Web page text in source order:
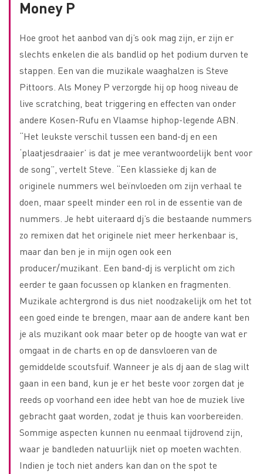
Money P
Hoe groot het aanbod van dj’s ook mag zijn, er zijn er
slechts enkelen die als bandlid op het podium durven te
stappen. Een van die muzikale waaghalzen is Steve
Pittoors. Als Money P verzorgde hij op hoog niveau de
live scratching, beat triggering en effecten van onder
andere Kosen-Rufu en Vlaamse hiphop-legende ABN.
“Het leukste verschil tussen een band-dj en een
‘plaatjesdraaier’ is dat je mee verantwoordelijk bent voor
de song”, vertelt Steve. “Een klassieke dj kan de
originele nummers wel beïnvloeden om zijn verhaal te
doen, maar speelt minder een rol in de essentie van de
nummers. Je hebt uiteraard dj’s die bestaande nummers
zo remixen dat het originele niet meer herkenbaar is,
maar dan ben je in mijn ogen ook een
producer/muzikant. Een band-dj is verplicht om zich
eerder te gaan focussen op klanken en fragmenten.
Muzikale achtergrond is dus niet noodzakelijk om het tot
een goed einde te brengen, maar aan de andere kant ben
je als muzikant ook maar beter op de hoogte van wat er
omgaat in de charts en op de dansvloeren van de
gemiddelde scoutsfuif. Wanneer je als dj aan de slag wilt
gaan in een band, kun je er het beste voor zorgen dat je
reeds op voorhand een idee hebt van hoe de muziek live
gebracht gaat worden, zodat je thuis kan voorbereiden.
Sommige aspecten kunnen nu eenmaal tijdrovend zijn,
waar je bandleden natuurlijk niet op moeten wachten.
Indien je toch niet anders kan dan on the spot te